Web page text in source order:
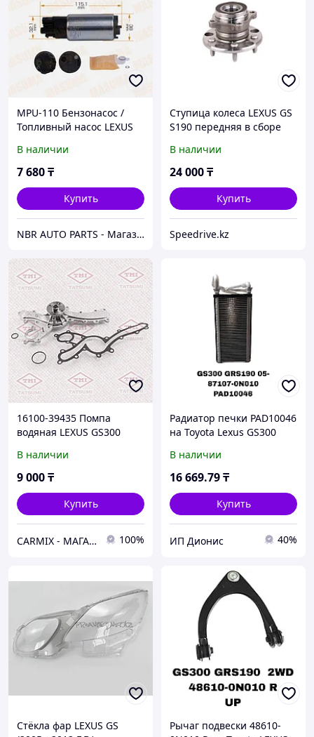
MPU-110 Бензонасос /
Топливный насос LEXUS
В наличии
7 680₸
Купить
NBR AUTO PARTS - Магазин Автозапчастей
Ступица колеса LEXUS GS
S190 передняя в сборе
4241030020
В наличии
24 000₸
Купить
Speedrive.kz
16100-39435 Помпа
водяная LEXUS GS300
3GRFSE V-3.0, CHINA
В наличии
9 000₸
Купить
СARMIX - МАГАЗИН АВТОЗАПЧАСТЕЙ В НУР-СУЛТАНЕ (АСТАНА) 100%
Радиатор печки PAD10046
на Toyota Lexus GS300
Алматы | ADAL AUTO
(Радиатор Печки)
В наличии
16 669.79₸
Купить
ИП Дионис 40%
Стёкла фар LEXUS GS
Рычаг подвески 48610-